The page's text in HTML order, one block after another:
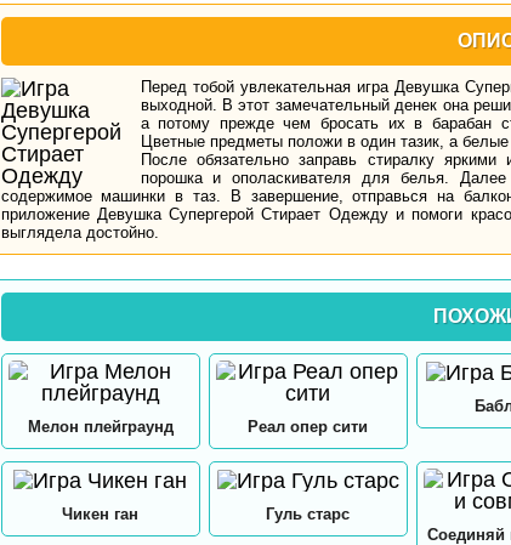
Перед тобой увлекательная игра Девушка
выходной. В этот замечательный денек она
а потому прежде чем бросать их в барабан
Цветные предметы положи в один тазик, а белые
После обязательно заправь стиралку
порошка и ополаскивателя для белья.
содержимое машинки в таз. В завершение, отправься на
приложение Девушка Супергерой Стирает Одежду и помоги
выглядела достойно.
Мелон плейграунд Реал опер сити
Чикен ган
Гуль старс
Соединяй